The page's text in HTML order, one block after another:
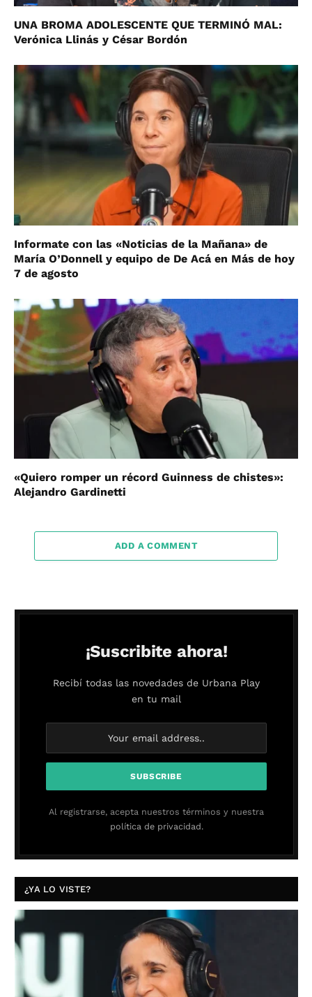
UNA BROMA ADOLESCENTE QUE TERMINÓ MAL:
Verónica Llinás y César Bordón
Informate con las «Noticias de la Mañana» de
María O’Donnell y equipo de De Acá en Más de hoy
7 de agosto
«Quiero romper un récord Guinness de chistes»:
Alejandro Gardinetti
ADD A COMMENT
¡Suscribite ahora!
Recibí todas las novedades de Urbana Play
en tu mail
Al registrarse, acepta nuestros términos y nuestra
política de privacidad.
¿YA LO VISTE?